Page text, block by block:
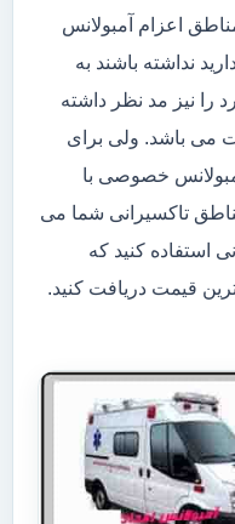
اعزام آمبولانس
نداشته باشند به
را نیز مد نظر داشته
می باشد. ولی برای
خصوصی با
تاکسیرانی شما می
استفاده کنید که
قیمت دریافت کنید.